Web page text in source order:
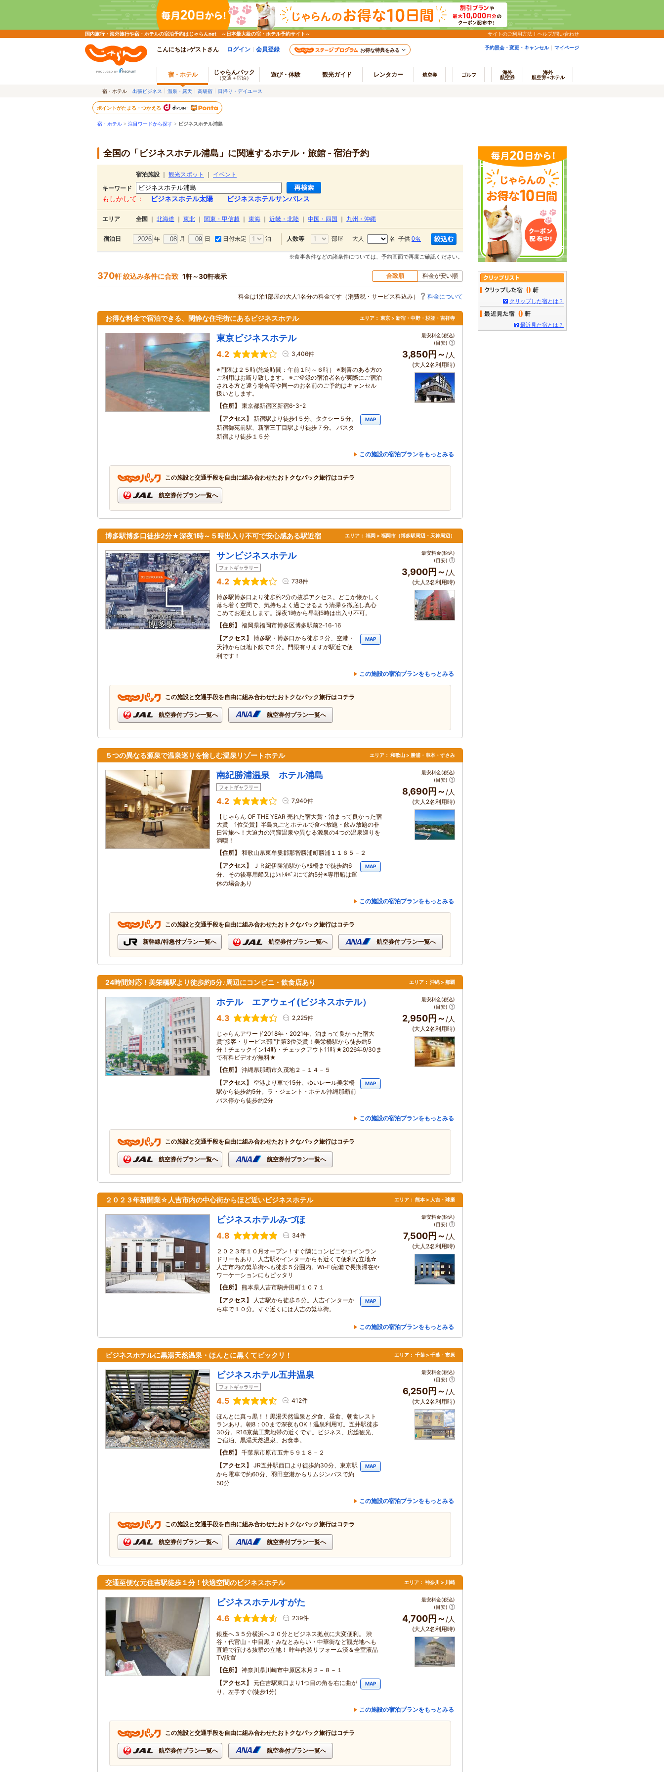
国内旅行・海外旅行や宿・ホテルの宿泊予約はじゃらんnet ～日本最大級の宿・ホテル予約サイト～ サイトのご利用方法 ヘルプ/問い合わせ
こんにちは♪ゲストさん ログイン 会員登録 お得な特典をみる 予約照会・変更・キャンセル マイページ
宿・ホテル じゃらんパック
（交通＋宿泊） 遊び・体験 観光ガイド レンタカー 航空券 ゴルフ
海外
航空券
海外
航空券+ホテル
宿・ホテル 出張ビジネス 温泉・露天 高級宿 日帰り・デイユース
ポイントがたまる・つかえる
宿・ホテル > 注目ワードから探す > ビジネスホテル浦島
全国の「ビジネスホテル浦島」に関連するホテル・旅館 - 宿泊予約
宿泊施設 観光スポット
イベント
キーワード
もしかして： ビジネスホテル太陽 ビジネスホテルサンパレス
エリア 全国 北海道 東北 関東・甲信越 東海 近畿・北陸 中国・四国 九州・沖縄
宿泊日 年 月 日 日付未定 泊 人数等 部屋 大人 名 子供 0名
※食事条件などの諸条件については、予約画面で再度ご確認ください。
370軒 絞込み条件に合致 1軒～30軒表示 合致順 料金が安い順
料金は1泊1部屋の大人1名分の料金です（消費税・サービス料込み） 料金について
お得な料金で宿泊できる、閑静な住宅街にあるビジネスホテル エリア： 東京 > 新宿・中野・杉並・吉祥寺
東京ビジネスホテル
4.2 3,406件
※門限は２５時(施錠時間：午前１時～６時） ※刺青のある方の
ご利用はお断り致します。 ※ご登録の宿泊者名が実際にご宿泊
される方と違う場合等や同一のお名前のご予約はキャンセル
扱いとします。
住所
東京都新宿区新宿6-3-2
アクセス
新宿駅より徒歩1５分、タクシー５分。
新宿御苑前駅、新宿三丁目駅より徒歩７分。 バスタ
新宿より徒歩１５分
MAP
最安料金(税込)
(目安)
3,850円～ /人
(大人2名利用時)
この施設の宿泊プランをもっとみる
この施設と交通手段を自由に組み合わせたおトクなパック旅行はコチラ
航空券付プラン一覧へ
博多駅博多口徒歩2分★深夜1時～５時出入り不可で安心感ある駅近宿 エリア： 福岡 > 福岡市（博多駅周辺・天神周辺）
サンビジネスホテル
フォトギャラリー
4.2 738件
博多駅博多口より徒歩約2分の抜群アクセス。どこか懐かしく
落ち着く空間で、気持ちよく過ごせるよう清掃を徹底し真心
こめてお迎えします。深夜1時から早朝5時は出入り不可。
住所
福岡県福岡市博多区博多駅前2-16-16
アクセス
博多駅・博多口から徒歩２分、空港・
天神からは地下鉄で５分。門限有りますが駅近で便
利です！
MAP
最安料金(税込)
(目安)
3,900円～ /人
(大人2名利用時)
この施設の宿泊プランをもっとみる
この施設と交通手段を自由に組み合わせたおトクなパック旅行はコチラ
航空券付プラン一覧へ 航空券付プラン一覧へ
５つの異なる源泉で温泉巡りを愉しむ温泉リゾートホテル エリア： 和歌山 > 勝浦・串本・すさみ
南紀勝浦温泉 ホテル浦島
フォトギャラリー
4.2 7,940件
【じゃらん OF THE YEAR 売れた宿大賞・泊まって良かった宿
大賞 1位受賞】半島丸ごとホテルで食べ放題・飲み放題の非
日常旅へ！大迫力の洞窟温泉や異なる源泉の4つの温泉巡りを
満喫！
住所
和歌山県東牟婁郡那智勝浦町勝浦１１６５－２
アクセス
ＪＲ紀伊勝浦駅から桟橋まで徒歩約6
分、その後専用船又はｼｬﾄﾙﾊﾞｽにて約5分※専用船は運
休の場合あり
MAP
最安料金(税込)
(目安)
8,690円～ /人
(大人2名利用時)
この施設の宿泊プランをもっとみる
この施設と交通手段を自由に組み合わせたおトクなパック旅行はコチラ
新幹線/特急付プラン一覧へ 航空券付プラン一覧へ 航空券付プラン一覧へ
24時間対応！美栄橋駅より徒歩約5分♪周辺にコンビニ・飲食店あり エリア： 沖縄 > 那覇
ホテル エアウェイ(ビジネスホテル）
4.3 2,225件
じゃらんアワード2018年・2021年、泊まって良かった宿大
賞“接客・サービス部門”第3位受賞！美栄橋駅から徒歩約5
分！チェックイン14時・チェックアウト11時★2026年9/30ま
で有料ビデオが無料★
住所
沖縄県那覇市久茂地２－１４－５
アクセス
空港より車で15分、ゆいレール美栄橋
駅から徒歩約5分。ラ・ジェント・ホテル沖縄那覇前
バス停から徒歩約2分
MAP
最安料金(税込)
(目安)
2,950円～/人
(大人2名利用時)
この施設の宿泊プランをもっとみる
この施設と交通手段を自由に組み合わせたおトクなパック旅行はコチラ
航空券付プラン一覧へ 航空券付プラン一覧へ
２０２３年新開業☆人吉市内の中心街からほど近いビジネスホテル エリア： 熊本 > 人吉・球磨
ビジネスホテルみづほ
4.8 34件
２０２３年１０月オープン！すぐ隣にコンビニやコインラン
ドリーもあり、人吉駅やインターからも近くて便利な立地☆
人吉市内の繁華街へも徒歩５分圏内。Wi-Fi完備で長期滞在や
ワーケーションにもピッタリ
住所
熊本県人吉市駒井田町１０７１
アクセス
人吉駅から徒歩５分。人吉インターか
ら車で１０分。すぐ近くには人吉の繁華街。
MAP
最安料金(税込)
(目安)
7,500円～ /人
(大人2名利用時)
この施設の宿泊プランをもっとみる
ビジネスホテルに黒湯天然温泉・ほんとに黒くてビックリ！ エリア： 千葉 > 千葉・市原
ビジネスホテル五井温泉
フォトギャラリー
4.5 412件
ほんとに真っ黒！！黒湯天然温泉と夕食、昼食、朝食レスト
ランあり。朝8：00まで深夜もOK！温泉利用可。五井駅徒歩
30分。R16京葉工業地帯の近くです。ビジネス、房総観光、
ご宿泊、黒湯天然温泉、お食事。
住所
千葉県市原市五井５９１８－２
アクセス
JR五井駅西口より徒歩約30分、東京駅
から電車で約60分、羽田空港からリムジンバスで約
50分
MAP
最安料金(税込)
(目安)
6,250円～ /人
(大人2名利用時)
この施設の宿泊プランをもっとみる
この施設と交通手段を自由に組み合わせたおトクなパック旅行はコチラ
航空券付プラン一覧へ 航空券付プラン一覧へ
交通至便な元住吉駅徒歩１分！快適空間のビジネスホテル エリア： 神奈川 > 川崎
ビジネスホテルすがた
4.6 239件
銀座へ３５分横浜へ２０分とビジネス拠点に大変便利。 渋
谷・代官山・中目黒・みなとみらい・中華街など観光地へも
直通で行ける抜群の立地！ 昨年内装リフォーム済＆全室液晶
TV設置
住所
神奈川県川崎市中原区木月２－８－１
アクセス
元住吉駅東口より1つ目の角を右に曲が
り、左手すぐ(徒歩1分)
MAP
最安料金(税込)
(目安)
4,700円～ /人
(大人2名利用時)
この施設の宿泊プランをもっとみる
この施設と交通手段を自由に組み合わせたおトクなパック旅行はコチラ
航空券付プラン一覧へ 航空券付プラン一覧へ
0
クリップした宿とは？
0
最近見た宿とは？